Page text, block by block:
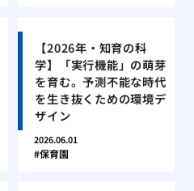
【2026年・知育の科
学】「実行機能」の萌芽
を育む。予測不能な時代
を生き抜くための環境デ
ザイン
2026.06.01
保育園